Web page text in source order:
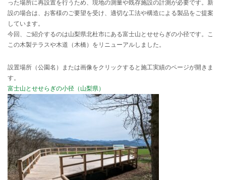
った場所に再設置を行うため、現地の測量や既存施設の計測が必要です。新
設の場合は、お客様のご要望を受け、適切な工法や構造による製品をご提案
しています。
今回、ご紹介するのは山梨県北杜市にある富士山とせせらぎの小径です。こ
この木製テラスや木道（木橋）をリニューアルしました。
設置場所（公園名）または画像をクリックすると施工実績のページが開きま
す。
富士山とせせらぎの小径（山梨県）